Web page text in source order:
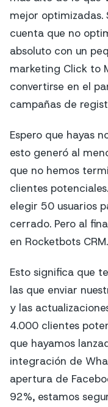
mejor optimizadas.
cuenta que no
absoluto con un
marketing Click to
convertirse en el
campañas de
Espero que hayas
esto generó al
que no hemos
clientes
elegir 50 usuarios
cerrado. Pero al
en Rocketbots CRM.
Esto significa que
las que enviar
y las
4.000 clientes
que hayamos
integración de
apertura de
92%, estamos